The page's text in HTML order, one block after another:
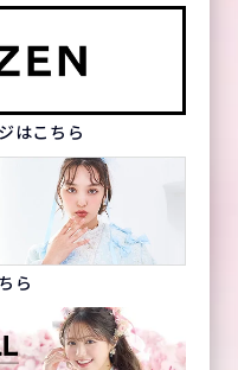
はこちら
ら